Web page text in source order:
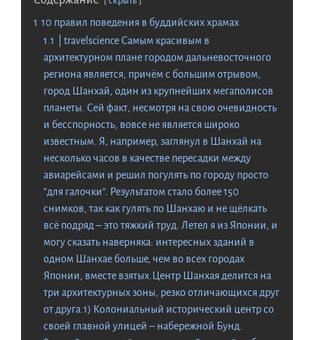
1 10 правил поведения в буддийских храмах
1.1
| travelscience Самым красивым в
архитектурном плане городом дальневосточного
региона является, причём с большим отрывом,
город Шанхай, один из крупнейших мегаполисов
планеты. Сей факт, несмотря на свою очевидность
и бесспорность, вовсе не является широко
известным. Я, например, заглянул в Шанхай на
несколько часов в качестве пересадки между
авиарейсами и решил погулять по городу просто
“для галочки”. Результатом стало более 150
снимков, так как гулять по Шанхаю и не щёлкать
всё подряд – это тяжкий труд. Летел я из Японии, и
могу сказать наверняка: интересных зданий в
одном Шанхае больше, чем во всех городах
Японии, вместе взятых.Центр Шанхая делится на
три архитектурных зоны, резко отличающихся друг
от друга.1) Колониальный исторический центр со
своей главной улицей – набережной Бунд.